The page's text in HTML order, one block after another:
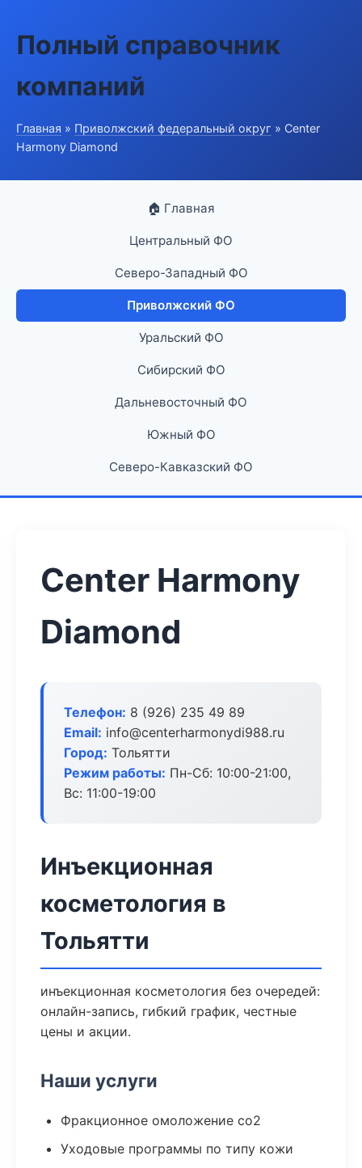
Полный справочник
компаний
Главная » Приволжский федеральный округ » Center
Harmony Diamond
🏠 Главная
Центральный ФО
Северо-Западный ФО
Приволжский ФО
Уральский ФО
Сибирский ФО
Дальневосточный ФО
Южный ФО
Северо-Кавказский ФО
Center Harmony
Diamond
Телефон: 8 (926) 235 49 89
Email: info@centerharmonydi988.ru
Город: Тольятти
Режим работы: Пн-Сб: 10:00-21:00,
Вс: 11:00-19:00
Инъекционная
косметология в
Тольятти
инъекционная косметология без очередей:
онлайн-запись, гибкий график, честные
цены и акции.
Наши услуги
Фракционное омоложение co2
Уходовые программы по типу кожи